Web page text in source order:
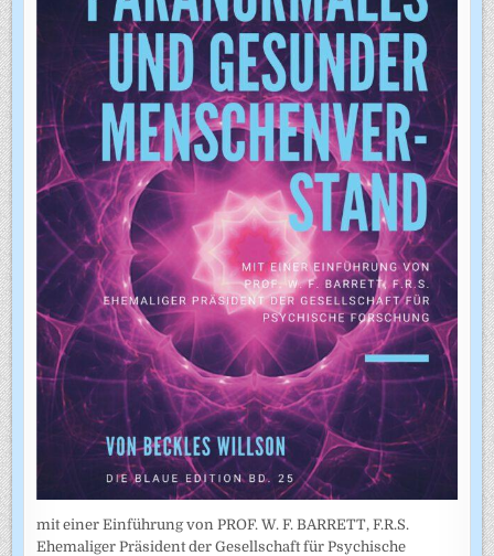
mit einer Einführung von PROF. W. F. BARRETT, F.R.S.
Ehemaliger Präsident der Gesellschaft für Psychische